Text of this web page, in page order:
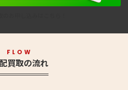
FLOW
買取の流れ